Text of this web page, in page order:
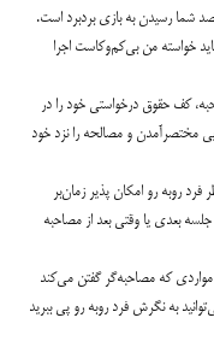
شما رسیدن به بازی بردبرد است.
خواسته من بی‌کم‌وکاست اجرا
کف حقوق درخواستی خود را در
مختصر‌آمدن و مصالحه را نزد خود
روبه رو امکان پذیر زمان‌بر
بعدی یا وقتی بعد از مصاحبه
که مصاحبه‌گر گفتن می‌کند
به نگرش فرد روبه رو پی ببرید